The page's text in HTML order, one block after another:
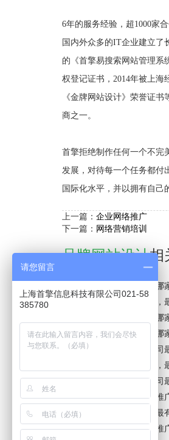
6年的服务经验，超1000家
国内外众多的IT企业建立了
的《首擎易搜索网站管理系
权登记证书，2014年被上海
《金牌网站设计》荣誉证
商之一。
首擎拒绝制作任何一个不完
发展，对待每一个任务都付
国际化水平，并以拥有自己
上一篇： 企业网络推广
下一篇： 网络营销培训
品牌网站设计相
杭州市品牌网站设计公司哪
上海市品牌网站设计公司，
台州市品牌网站设计公司哪
广州市品牌网站设计公司哪
石嘴山市品牌网站设计公司
河北区品牌网站设计公司，
石嘴山市品牌网站设计公司
衢州市品牌网站设计网络推
重庆市品牌网站设计公司最
广州市品牌网站设计网络推
请您留言
上海首擎信息科技有限公司021-58
385780